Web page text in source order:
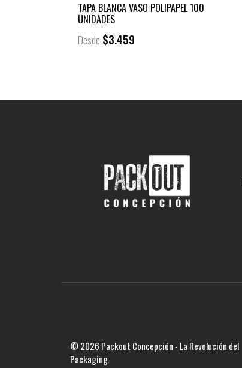
TAPA BLANCA VASO POLIPAPEL 100
UNIDADES
Desde $3.459
© 2026 Packout Concepción - La Revolución del
Packaging.